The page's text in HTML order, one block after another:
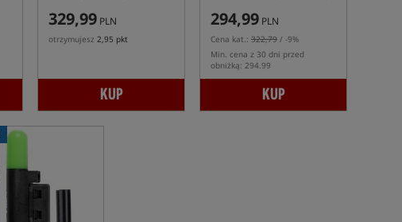
329,99 PLN
otrzymujesz 2,95 pkt
KUP
294,99 PLN
Cena kat.: 322,79 / -9%
Min. cena z 30 dni przed
obniżką: 294.99
KUP